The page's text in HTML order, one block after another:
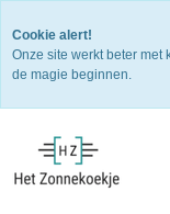
Gratis
30 dagen
Cookie alert!
Onze site werkt beter met
de magie beginnen.